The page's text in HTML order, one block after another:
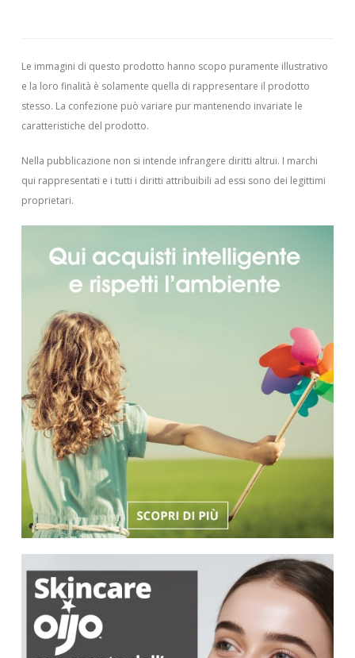
Le immagini di questo prodotto hanno scopo puramente illustrativo
e la loro finalità è solamente quella di rappresentare il prodotto
stesso. La confezione può variare pur mantenendo invariate le
caratteristiche del prodotto.
Nella pubblicazione non si intende infrangere diritti altrui. I marchi
qui rappresentati e i tutti i diritti attribuibili ad essi sono dei legittimi
proprietari.